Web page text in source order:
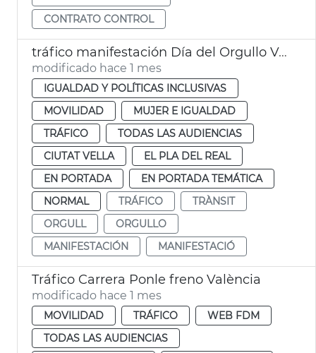
CONTRATO CONTROL
tráfico manifestación Día del Orgullo València
modificado hace 1 mes
IGUALDAD Y POLÍTICAS INCLUSIVAS
MOVILIDAD
MUJER E IGUALDAD
TRÁFICO
TODAS LAS AUDIENCIAS
CIUTAT VELLA
EL PLA DEL REAL
EN PORTADA
EN PORTADA TEMÁTICA
NORMAL
TRÁFICO
TRÀNSIT
ORGULL
ORGULLO
MANIFESTACIÓN
MANIFESTACIÓ
Tráfico Carrera Ponle freno València
modificado hace 1 mes
MOVILIDAD TRÁFICO
WEB FDM
TODAS LAS AUDIENCIAS